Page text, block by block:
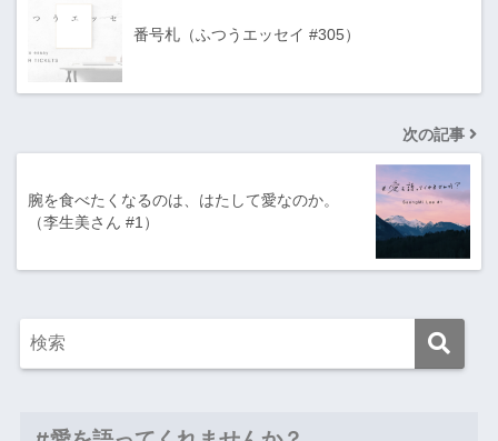
番号札（ふつうエッセイ #305）
次の記事
腕を食べたくなるのは、はたして愛なのか。
（李生美さん #1）